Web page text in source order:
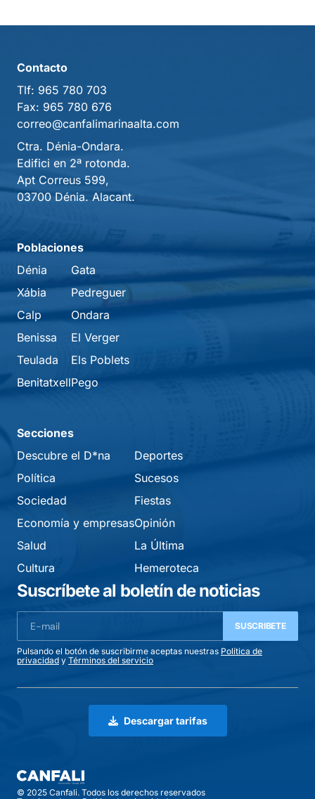
Contacto
Tlf: 965 780 703
Fax: 965 780 676
correo@canfalimarinaalta.com
Ctra. Dénia-Ondara.
Edifici en 2ª rotonda.
Apt Correus 599,
03700 Dénia. Alacant.
Poblaciones
Dénia
Xábia
Calp
Benissa
Teulada
Benitatxell
Gata
Pedreguer
Ondara
El Verger
Els Poblets
Pego
Secciones
Descubre el D*na
Política
Sociedad
Economía y empresas
Salud
Cultura
Deportes
Sucesos
Fiestas
Opinión
La Última
Hemeroteca
Suscríbete al boletín de noticias
SUSCRIBETE
Pulsando el botón de suscribirme aceptas nuestras Política de
privacidad y Términos del servicio
Descargar tarifas
© 2025 Canfali. Todos los derechos reservados